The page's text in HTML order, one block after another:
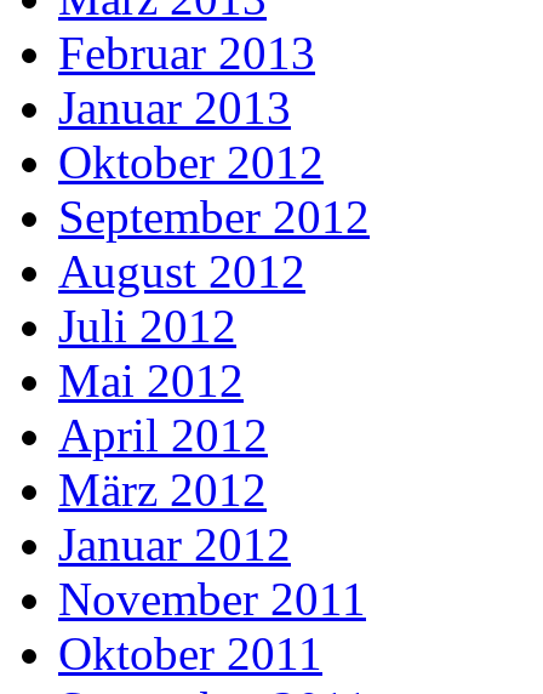
Februar 2013
Januar 2013
Oktober 2012
September 2012
August 2012
Juli 2012
Mai 2012
April 2012
März 2012
Januar 2012
November 2011
Oktober 2011